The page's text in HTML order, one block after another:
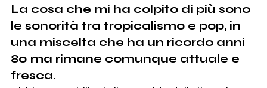
La cosa che mi ha colpito di più sono
le sonorità tra tropicalismo e pop, in
una miscelta che ha un ricordo anni
80 ma rimane comunque attuale e
fresca.